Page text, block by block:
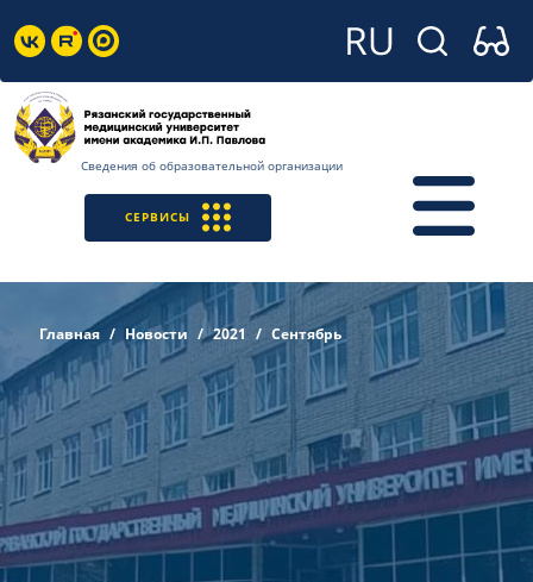
Сведения об образовательной организации
СЕРВИСЫ
Главная Новости 2021 Сентябрь